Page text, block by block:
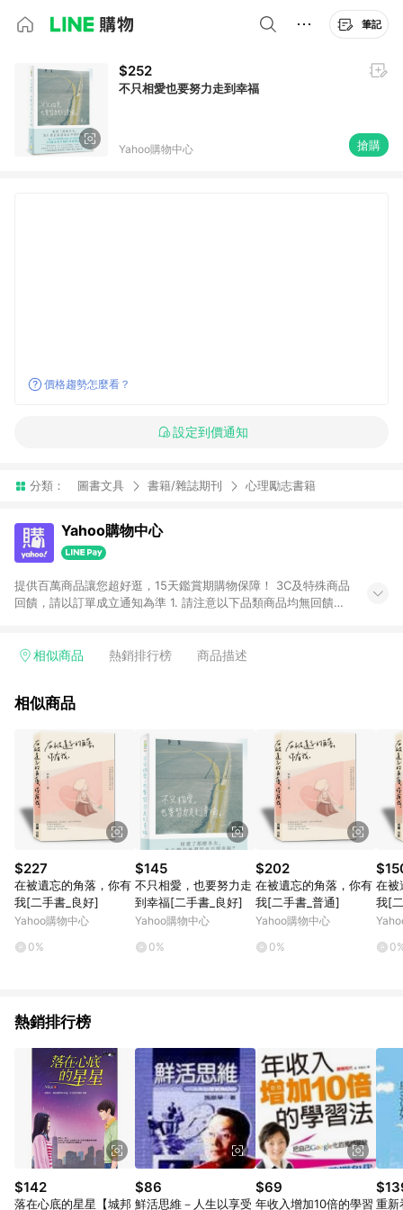
筆記
$252
不只相愛也要努力走到幸福
Yahoo購物中心 搶購
價格趨勢怎麼看？
設定到價通知
分類： 圖書文具 書籍/雜誌期刊 心理勵志書籍
Yahoo購物中心
提供百萬商品讓您超好逛，15天鑑賞期購物保障！ 3C及特殊商品
回饋，請以訂單成立通知為準 1. 請注意以下品類商品均無回饋：
電玩/遊戲/相機/單眼/鏡頭/拍立得 [2024/6/1起適用] -內接硬
的購回饋活動享Yahoo超贈點回饋者 - 購物中心商店之商品：商
3. 訂單回饋金額將扣除運費/購物金/超贈點/福利金/紅利折抵/折
價券等虛擬貨幣折抵 4. 大宗採購或批發轉賣不具回饋資格： 如
有相關事證認定您為大宗採購、批發轉賣而非最終消費使用者，
相關認定以Yahoo購物中心之認定為準
相似商品 熱銷排行榜 商品描述
相似商品
$227
在被遺忘的角落，你有
我[二手書_良好]
Yahoo購物中心
0%
$145
不只相愛，也要努力走
到幸福[二手書_良好]
Yahoo購物中心
0%
$202
在被遺忘的角落，你有
我[二手書_普通]
Yahoo購物中心
0%
在被
我[
熱銷排行榜
$142
落在心底的星星【城邦
$86
鮮活思維－人生以享受
$69
年收入增加10倍的學習 重新